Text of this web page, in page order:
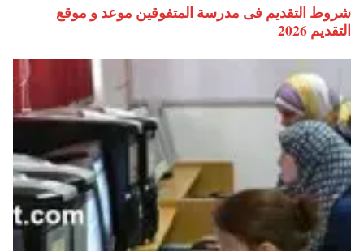
شروط التقديم فى مدرسة المتفوقين موعد و موقع
التقديم 2026